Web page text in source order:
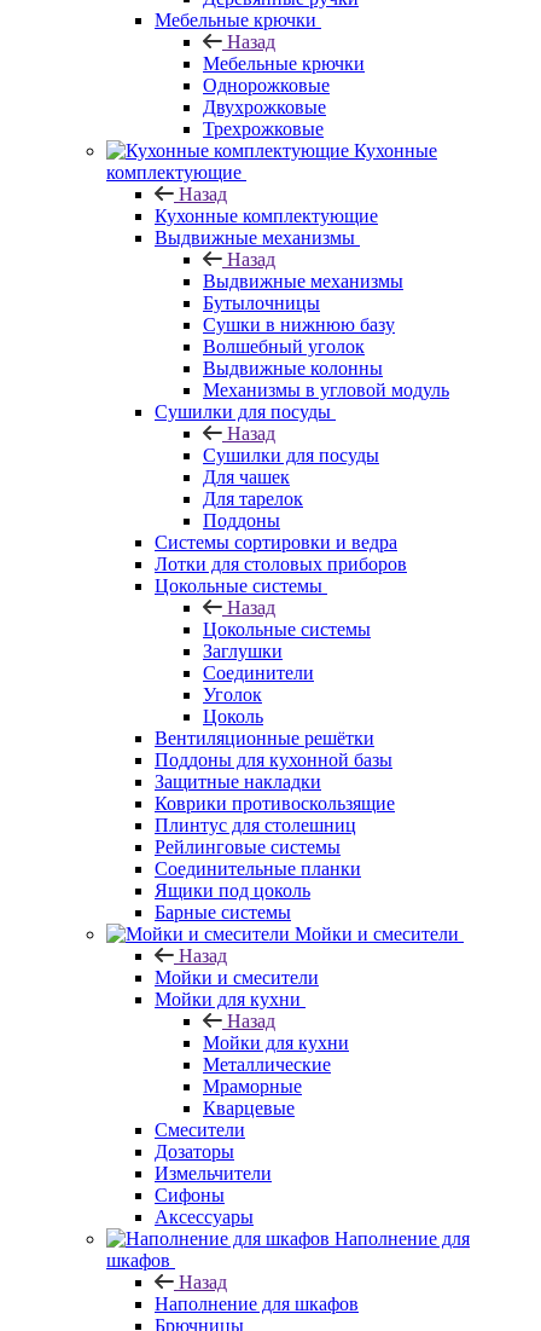
Мебельные крючки
Назад
Мебельные крючки
Однорожковые
Двухрожковые
Трехрожковые
Кухонные
комплектующие
Назад
Кухонные комплектующие
Выдвижные механизмы
Назад
Выдвижные механизмы
Бутылочницы
Сушки в нижнюю базу
Волшебный уголок
Выдвижные колонны
Механизмы в угловой модуль
Сушилки для посуды
Назад
Сушилки для посуды
Для чашек
Для тарелок
Поддоны
Системы сортировки и ведра
Лотки для столовых приборов
Цокольные системы
Назад
Цокольные системы
Заглушки
Соединители
Уголок
Цоколь
Вентиляционные решётки
Поддоны для кухонной базы
Защитные накладки
Коврики противоскользящие
Плинтус для столешниц
Рейлинговые системы
Соединительные планки
Ящики под цоколь
Барные системы
Мойки и смесители
Назад
Мойки и смесители
Мойки для кухни
Назад
Мойки для кухни
Металлические
Мраморные
Кварцевые
Смесители
Дозаторы
Измельчители
Сифоны
Аксессуары
Наполнение для
шкафов
Назад
Наполнение для шкафов
Брючницы